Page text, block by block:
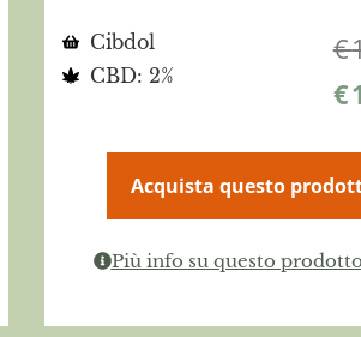
Cibdol
CBD: 2%
€
€
Acquista questo
Più info su questo